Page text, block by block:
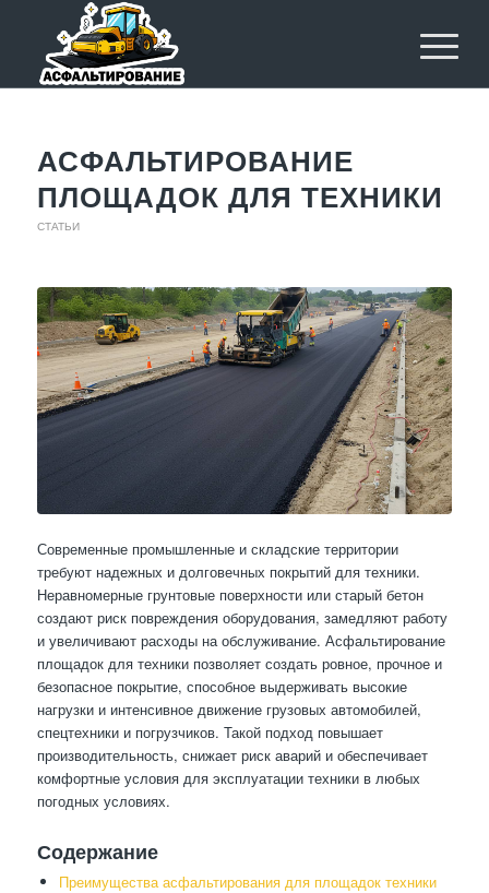
АСФАЛЬТИРОВАНИЕ
ПЛОЩАДОК ДЛЯ ТЕХНИКИ
СТАТЬИ
Современные промышленные и складские территории
требуют надежных и долговечных покрытий для техники.
Неравномерные грунтовые поверхности или старый бетон
создают риск повреждения оборудования, замедляют работу
и увеличивают расходы на обслуживание. Асфальтирование
площадок для техники позволяет создать ровное, прочное и
безопасное покрытие, способное выдерживать высокие
нагрузки и интенсивное движение грузовых автомобилей,
спецтехники и погрузчиков. Такой подход повышает
производительность, снижает риск аварий и обеспечивает
комфортные условия для эксплуатации техники в любых
погодных условиях.
Содержание
Преимущества асфальтирования для площадок техники